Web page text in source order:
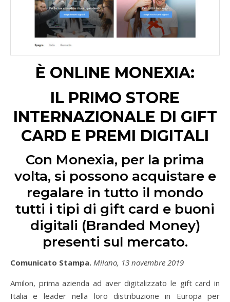
È ONLINE MONEXIA:
IL PRIMO STORE
INTERNAZIONALE DI GIFT
CARD E PREMI DIGITALI
Con Monexia, per la prima
volta, si possono acquistare e
regalare in tutto il mondo
tutti i tipi di gift card e buoni
digitali (Branded Money)
presenti sul mercato.
Comunicato Stampa. Milano, 13 novembre 2019
Amilon, prima azienda ad aver digitalizzato le gift card in
Italia e leader nella loro distribuzione in Europa per